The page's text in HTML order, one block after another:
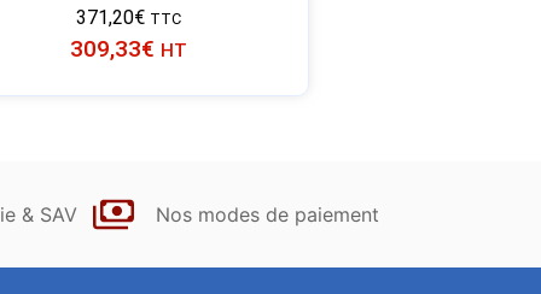
371,20€ TTC
309,33€ HT
& SAV Nos modes de paiement